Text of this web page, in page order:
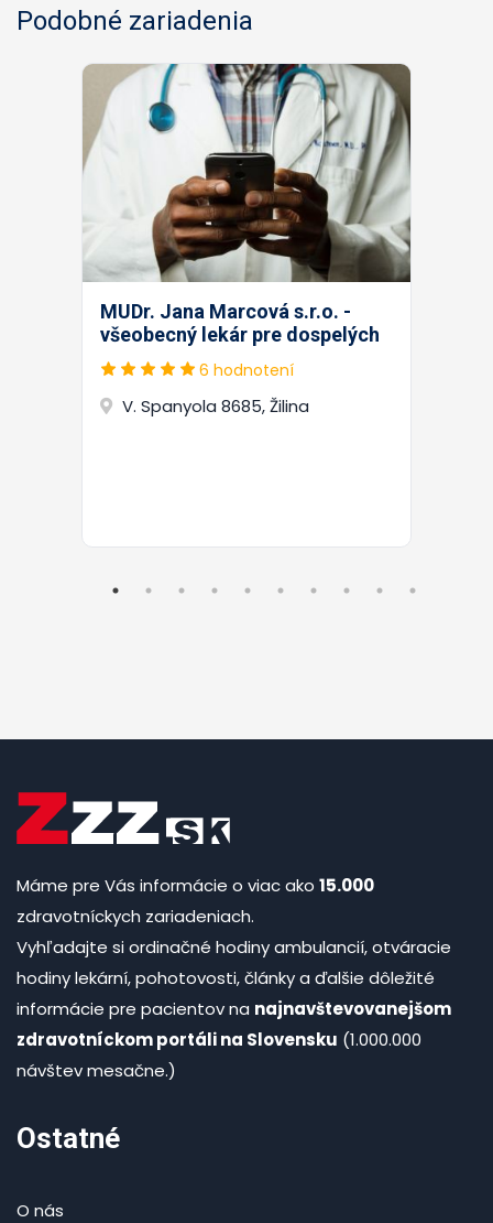
Podobné zariadenia
MUDr. Jana Marcová s.r.o. -
všeobecný lekár pre dospelých
6 hodnotení
V. Spanyola 8685, Žilina
Máme pre Vás informácie o viac ako 15.000
zdravotníckych zariadeniach.
Vyhľadajte si ordinačné hodiny ambulancií, otváracie
hodiny lekární, pohotovosti, články a ďalšie dôležité
informácie pre pacientov na najnavštevovanejšom
zdravotníckom portáli na Slovensku (1.000.000
návštev mesačne.)
Ostatné
O nás